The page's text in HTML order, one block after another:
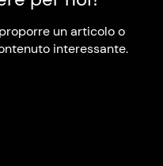
un articolo o
interessante.